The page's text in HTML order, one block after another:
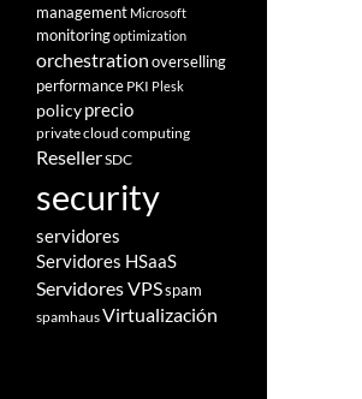
management Microsoft
monitoringoptimization
orchestrationoverselling
performance PKI Plesk
policyprecio
private cloud computing
ResellerSDC
security
servidores
Servidores HSaaS
Servidores VPSspam
spamhausVirtualización